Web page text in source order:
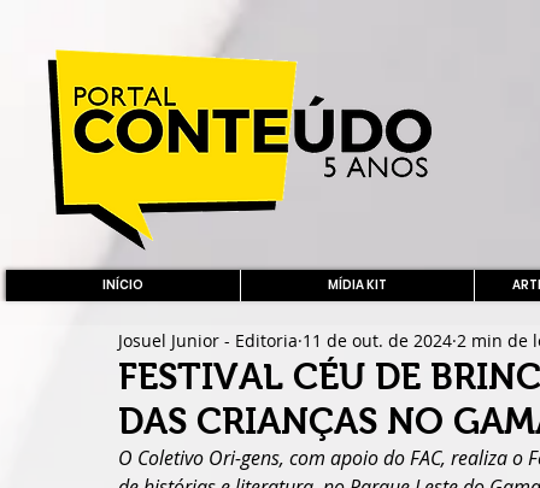
INÍCIO MÍDIA KIT
FESTIVAL CÉU DE
DAS CRIANÇAS NO
Josuel Junior - Editoria 11 de out. de 2024 2 min de
O Coletivo Ori-gens, com apoio do FAC, realiza